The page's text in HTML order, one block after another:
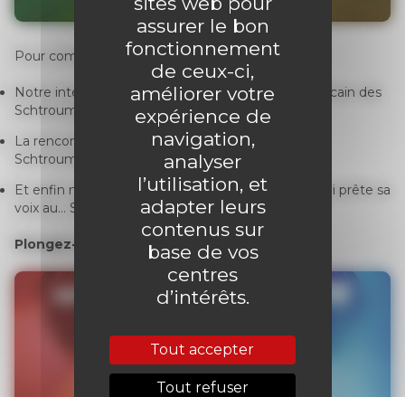
assurer le bon
fonctionnement
de ceux-ci,
améliorer votre
expérience de
navigation,
analyser
l’utilisation, et
adapter leurs
contenus sur
base de vos
centres
d’intérêts.
Tout accepter
Tout refuser
Pour compléter votre lecture, retrouvez :
Notre interview de Chris Miller, le réalisateur américain des
Schtroumpfs
La rencontre avec Pam Brady, la scénariste des
Schtroumpfs
Et enfin notre entretien avec Philippe Katerine
, qui prête sa
voix au… Schtroumpf Coquet !
Plongez-vous dans la bande annonce